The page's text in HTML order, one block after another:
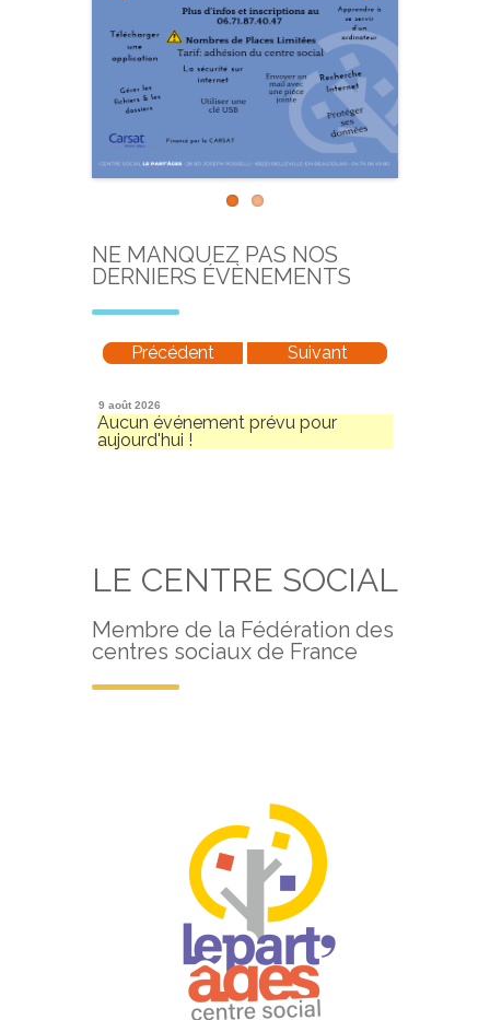
Next
NE MANQUEZ PAS NOS
DERNIERS ÉVÈNEMENTS
Précédent Suivant
9 août 2026
Aucun événement prévu pour
aujourd'hui !
LE CENTRE SOCIAL
Membre de la Fédération des
centres sociaux de France